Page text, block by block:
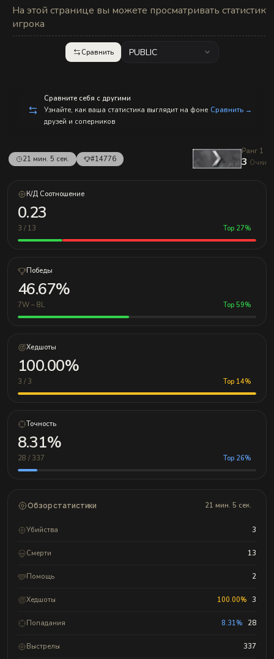
На этой странице вы можете просматривать статистику
игрока
Сравнить PUBLIC
Сравните себя с другими
Узнайте, как ваша статистика выглядит на фоне
друзей и соперников
Сравнить →
21 мин. 5 сек. #14776
Ранг 1
3 Очки
К/Д Соотношение
0.23
3 / 13 Top 27%
Победы
46.67%
7W – 8L Top 59%
Хедшоты
100.00%
3 / 3 Top 14%
Точность
8.31%
28 / 337 Top 26%
Обзор статистики 21 мин. 5 сек.
Убийства 3
Смерти 13
Помощь 2
Хедшоты 100.00% 3
Попадания 8.31% 28
Выстрелы 337
п
р
а
в